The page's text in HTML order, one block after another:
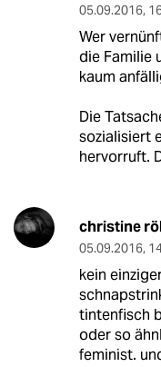
05.09.2016,
Wer
die Familie
kaum
Die
sozialisiert
hervorruft.
christine
05.09.2016,
kein
tintenfisch
oder so
feminist.